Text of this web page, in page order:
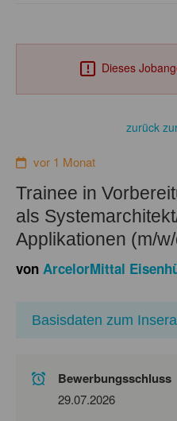
Dieses
zurück
vor 1 Monat
Trainee in
als
Applikationen (m/
von ArcelorMittal
Basisdaten zum
Bewerbungsschluss
29.07.2026